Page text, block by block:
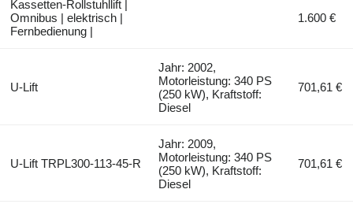
Kassetten-Rollstuhllift |
Omnibus | elektrisch |
Fernbedienung |
1.600 €
U-Lift
Jahr: 2002,
Motorleistung: 340 PS
(250 kW), Kraftstoff:
Diesel
701,61 €
U-Lift TRPL300-113-45-R
Jahr: 2009,
Motorleistung: 340 PS
(250 kW), Kraftstoff:
Diesel
701,61 €